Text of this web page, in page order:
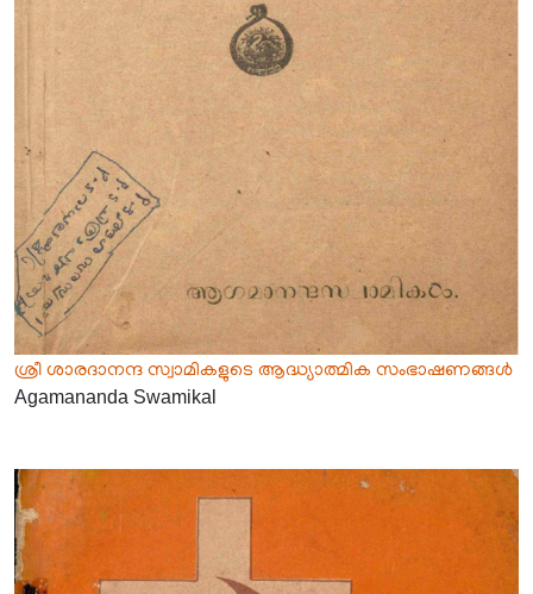
ശ്രീ ശാരദാനന്ദ സ്വാമികളുടെ ആദ്ധ്യാത്മിക സംഭാഷണങ്ങൾ
Agamananda Swamikal